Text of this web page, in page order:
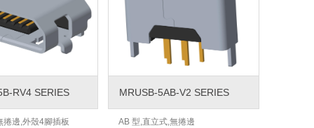
RV4 SERIES
捲邊,外殼4腳插板
MRUSB-5AB-V2 SERIES
AB 型,直立式,無捲邊